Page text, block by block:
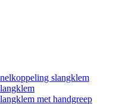
slangklem
met handgreep